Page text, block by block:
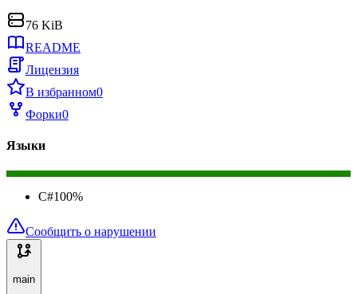
76 KiB
README
Лицензия
В избранном0
Форки0
Языки
C#100%
Сообщить о нарушении
main